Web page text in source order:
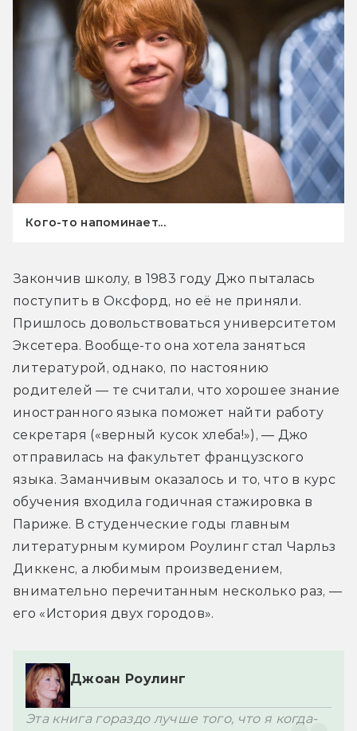
Кого-то напоминает...
Закончив школу, в 1983 году Джо пыталась
поступить в Оксфорд, но её не приняли.
Пришлось довольствоваться университетом
Эксетера. Вообще-то она хотела заняться
литературой, однако, по настоянию
родителей — те считали, что хорошее знание
иностранного языка поможет найти работу
секретаря («верный кусок хлеба!»), — Джо
отправилась на факультет французского
языка. Заманчивым оказалось и то, что в курс
обучения входила годичная стажировка в
Париже. В студенческие годы главным
литературным кумиром Роулинг стал Чарльз
Диккенс, а любимым произведением,
внимательно перечитанным несколько раз, —
его «История двух городов».
Джоан Роулинг
Эта книга гораздо лучше того, что я когда-